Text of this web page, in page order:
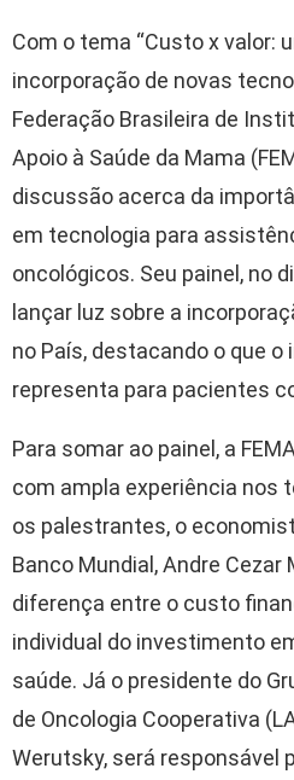
Com o tema “Custo x valor:
incorporação de novas
Federação Brasileira de
Apoio à Saúde da Mama
discussão acerca da
em tecnologia para
oncológicos. Seu painel, no
lançar luz sobre a
no País, destacando o que
representa para pacientes
Para somar ao painel, a
com ampla experiência nos
os palestrantes, o
Banco Mundial, Andre Cezar
diferença entre o custo
individual do investimento
saúde. Já o presidente do
de Oncologia Cooperativa
Werutsky, será responsável